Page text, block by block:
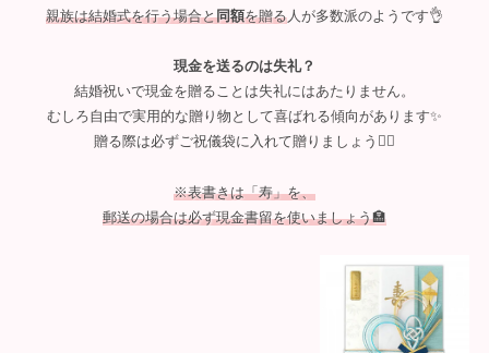
親族は結婚式を行う場合と同額を贈る 人が多数派のようです👌
現金を送るのは失礼？
結婚祝いで現金を贈ることは失礼にはあたりません。
むしろ自由で実用的な贈り物として喜ばれる傾向があります✨
贈る際は必ずご祝儀袋に入れて贈りましょう🙆‍♀️
※表書きは「寿」を、
郵送の場合は必ず現金書留を使いましょう🏣